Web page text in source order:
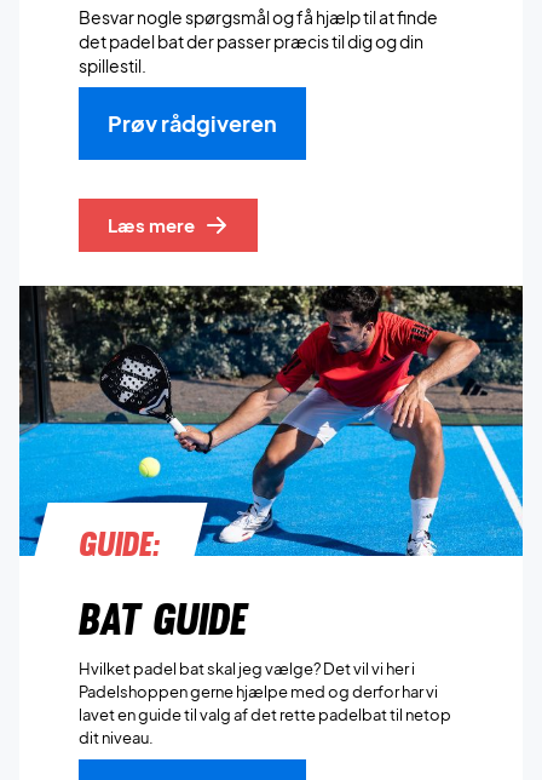
Besvar nogle spørgsmål og få hjælp til at finde
det padel bat der passer præcis til dig og din
spillestil.
Prøv rådgiveren
Læs mere
Guide:
Bat guide
Hvilket padel bat skal jeg vælge? Det vil vi her i
Padelshoppen gerne hjælpe med og derfor har vi
lavet en guide til valg af det rette padelbat til netop
dit niveau.